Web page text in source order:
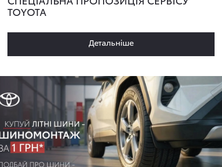
TOYOTA
Детальнiше